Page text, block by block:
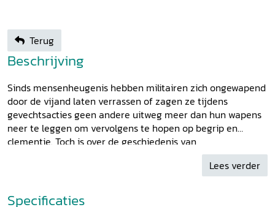
Terug
Beschrijving
Sinds mensenheugenis hebben militairen zich ongewapend
door de vijand laten verrassen of zagen ze tijdens
gevechtsacties geen andere uitweg meer dan hun wapens
neer te leggen om vervolgens te hopen op begrip en
clementie. Toch is over de geschiedenis van
krijgsgevangenschap in Nederland opvallend weinig
geschreven. Er zijn wel wat specialistische publicaties over
krijgsgevangenschap, maar over de lotgevallen van
Lees verder
Specificaties